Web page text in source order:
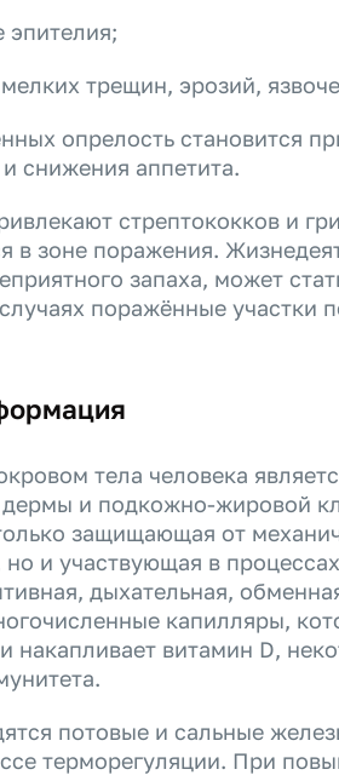
трещин, эрозий,
опрелость становится
снижения аппетита.
стрептококков и
в зоне поражения.
запаха, может
поражённые участки
тела человека
и подкожно-жировой
защищающая от
но и участвующая в
дыхательная,
капилляры,
накапливает витамин D,
потовые и сальные
терморегуляции. При